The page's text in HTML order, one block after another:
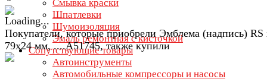
Смывка краски
Шпатлевки
Шумоизоляция
Эмаль ремонтная с кисточкой
Сопутствующие товары
Автоинструменты
Автомобильные компрессоры и насосы
Покупатели, которые приобрели Эмблема (надпись) RS
79х24 мм, ....A51745, также купили